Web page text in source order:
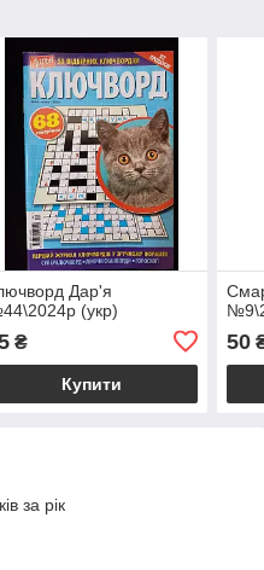
Дар'я
(укр)
₴
Купити
50
за рік